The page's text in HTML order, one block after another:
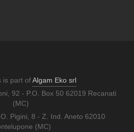
is part ofAlgam Eko srl
92 - P.O. Box 50 62019 Recanati
(MC)
Pigini, 8 - Z. Ind. Aneto 62010
(MC)